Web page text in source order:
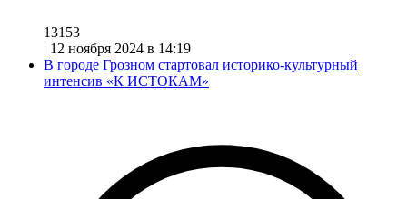
13153
| 12 ноября 2024 в 14:19
В городе Грозном стартовал историко-культурный
интенсив «К ИСТОКАМ»